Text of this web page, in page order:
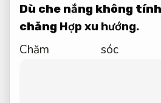
Dù che nắng không
chăng Hợp xu hướng.
Chăm sóc